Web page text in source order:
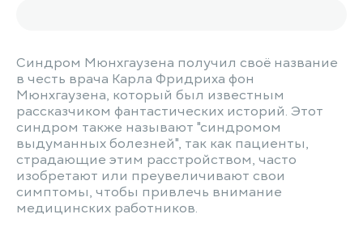
Синдром Мюнхгаузена получил своё название
в честь врача Карла Фридриха фон
Мюнхгаузена, который был известным
рассказчиком фантастических историй. Этот
синдром также называют "синдромом
выдуманных болезней", так как пациенты,
страдающие этим расстройством, часто
изобретают или преувеличивают свои
симптомы, чтобы привлечь внимание
медицинских работников.